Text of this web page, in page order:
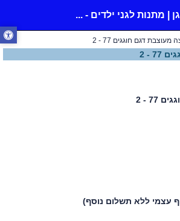
| מתנות לגני ילדים - ...
מעוצבת דגם חוגגים 77 - 2
- 2
- 2
עצמי ללא תשלום נוסף)